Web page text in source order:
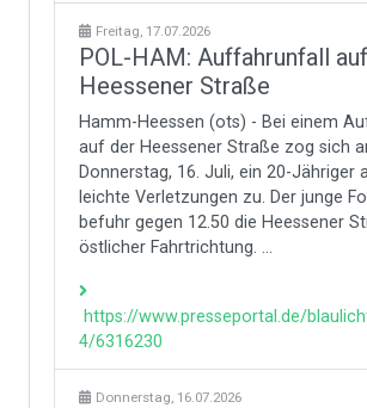
Freitag, 17.07.2026
POL-HAM: Auffahrunfall
Heessener Straße
Hamm-Heessen (ots) - Bei einem
auf der Heessener Straße zog sich
Donnerstag, 16. Juli, ein 20-Jähriger
leichte Verletzungen zu. Der junge
befuhr gegen 12.50 die Heessener
östlicher Fahrtrichtung. ...
https://www.presseportal.de/
4/6316230
Donnerstag, 16.07.2026